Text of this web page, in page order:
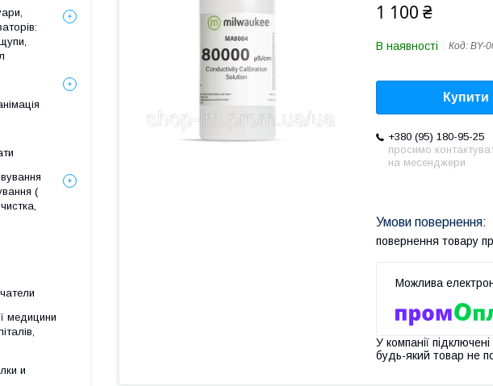
1 100 ₴
В наявності Код: BY-
Купити
+380 (95) 180-95-25
просимо
на месенджери
повернення товару
У компанії
будь-який товар не
(
медицини
и